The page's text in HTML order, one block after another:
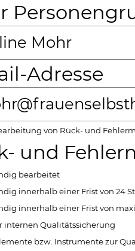
Mohr
Adresse
von Rück- und
und
bearbeitet
innerhalb einer Frist von 24
innerhalb einer Frist von
internen Qualitätssicherung
bzw. Instrumente zur